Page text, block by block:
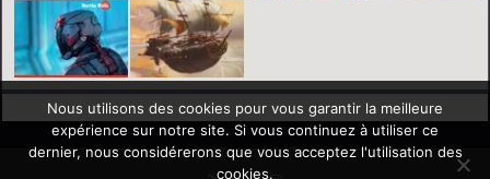
Nous utilisons des cookies pour vous garantir la meilleure
expérience sur notre site. Si vous continuez à utiliser ce
dernier, nous considérerons que vous acceptez l'utilisation des
cookies.